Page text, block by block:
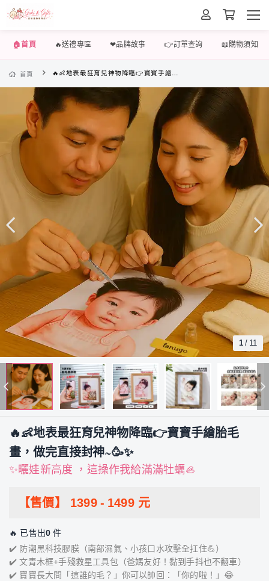
🏠首頁 🔥送禮專區 ❤品牌故事 👉訂單查詢 📖購物須知
首頁 🔥👶地表最狂育兒神物降臨👉寶寶手繪胎毛畫，做完直接封神~🥳✨
1 / 11
🔥👶地表最狂育兒神物降臨👉寶寶手繪胎毛
畫，做完直接封神~🥳✨
✨曬娃新高度 ，這操作我給滿滿牡蠣🦪
【售價】 1399 - 1499元
🔥 已售出0 件
✔️ 防潮黑科技膠膜（南部濕氣、小孩口水攻擊全扛住💪）
✔️ 文青木框+手殘救星工具包（爸媽友好！黏到手抖也不翻車）
✔️ 寶寶長大問「這誰的毛？」你可以帥回：「你的啦！」😂